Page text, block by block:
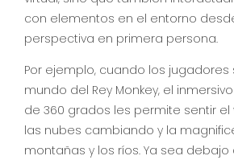
con elementos en el entorno
perspectiva en primera persona.
Por ejemplo, cuando los jugadores
mundo del Rey Monkey, el
de 360 ​​grados les permite sentir
las nubes cambiando y la
montañas y los ríos. Ya sea